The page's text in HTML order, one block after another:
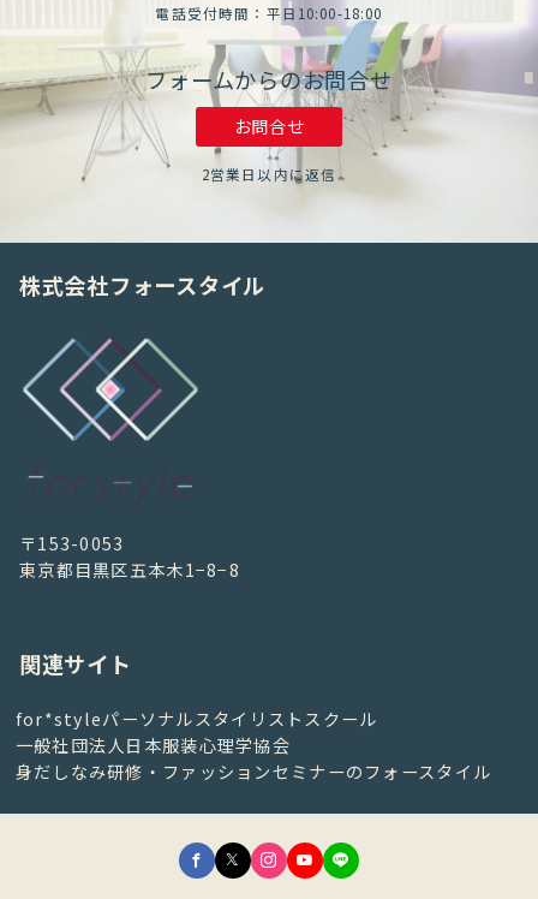
電話受付時間：平日10:00-18:00
フォームからのお問合せ
お問合せ
2営業日以内に返信
株式会社フォースタイル
〒153-0053
東京都目黒区五本木1−8−8
関連サイト
for*styleパーソナルスタイリストスクール
一般社団法人日本服装心理学協会
身だしなみ研修・ファッションセミナーのフォースタイル